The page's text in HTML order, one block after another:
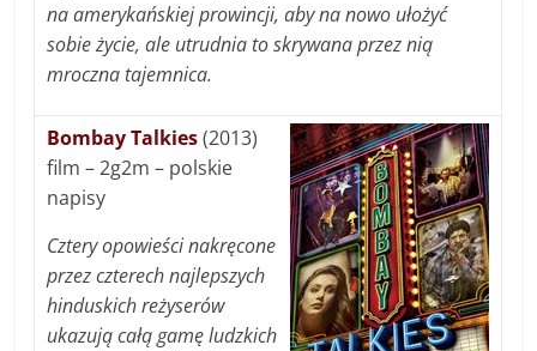
na amerykańskiej prowincji, aby na nowo ułożyć
sobie życie, ale utrudnia to skrywana przez nią
mroczna tajemnica.
Bombay Talkies(2013)
film – 2g2m – polskie
napisy
Cztery opowieści nakręcone
przez czterech najlepszych
hinduskich reżyserów
ukazują całą gamę ludzkich